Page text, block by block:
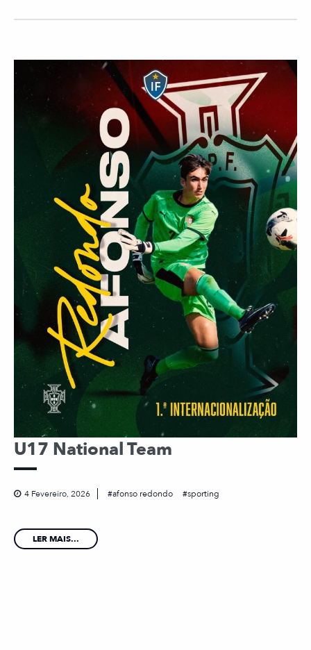
U17 National Team
4 Fevereiro, 2026 afonso redondo sporting
LER MAIS...